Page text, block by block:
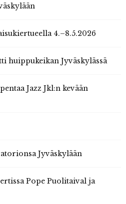
4.–8.5.2026
huippukeikan Jyväskylässä
Jazz Jkl:n kevään
Jyväskylään
Pope Puolitaival ja